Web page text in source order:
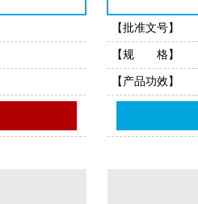
【批准文号】
【规 格】
【产品功效】